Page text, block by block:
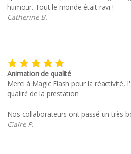
humour. Tout le monde était ravi !
Catherine B.
Animation de qualité
Merci à Magic Flash pour la réactivité,
qualité de la prestation.
Nos collaborateurs ont passé un très
Claire P.